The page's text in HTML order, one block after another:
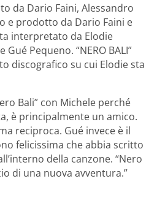
da Dario Faini, Alessandro
e prodotto da Dario Faini e
interpretato da Elodie
Pequeno. “NERO BALI”
discografico su cui Elodie sta
Bali” con Michele perché
è principalmente un amico.
reciproca. Gué invece è il
felicissima che abbia scritto
della canzone. “Nero
di una nuova avventura.”